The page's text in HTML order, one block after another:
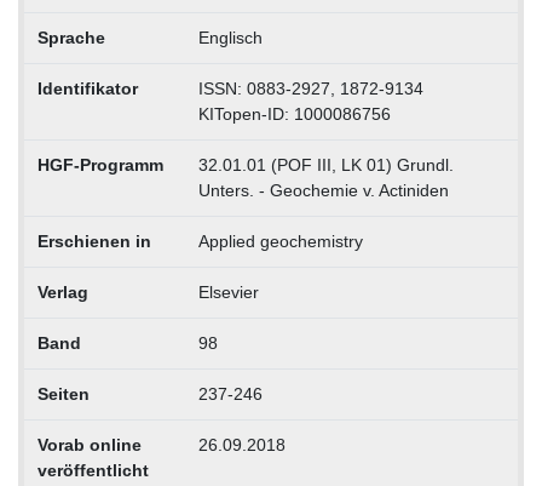
Sprache Englisch
Identifikator
ISSN: 0883-2927, 1872-9134
KITopen-ID: 1000086756
HGF-Programm
32.01.01 (POF III, LK 01) Grundl.
Unters. - Geochemie v. Actiniden
Erschienen in Applied geochemistry
Verlag Elsevier
Band 98
Seiten 237-246
Vorab online
veröffentlicht
26.09.2018